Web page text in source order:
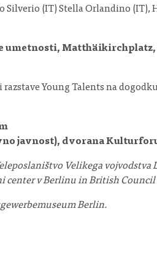
(IT) Stella Orlandino (IT),
umetnosti, Matthäikirchplatz,
Young Talents na
javnost), dvorana
Velikega vojvodstva
center v Berlinu in British Council
Berlin.